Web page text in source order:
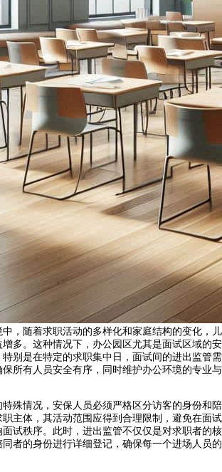
，随着求职活动的多样化和家庭结构的变化，儿
多。这种情况下，办公园区尤其是面试区域的安
别是在特定的求职集中日，面试间的进出监管需
所有人员安全有序，同时维护办公环境的专业与
殊情况，安保人员必须严格区分访客的身份和陪
主体，其活动范围应得到合理限制，避免在面试
试秩序。此时，进出监管不仅仅是对求职者的核
者的身份进行详细登记，确保每一个进场人员的